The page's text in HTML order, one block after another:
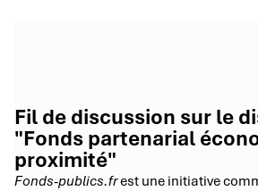
Fil de discussion sur le
"Fonds partenarial
proximité"
Fonds-publics.frest une initiative